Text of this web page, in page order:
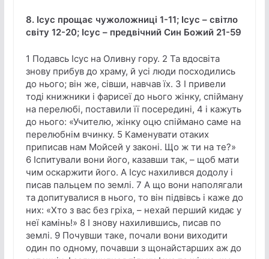
8. Ісус прощає чужоложниці 1-11; Ісус – світло
світу 12-20; Ісус – предвічний Син Божий 21-59
1 Подавсь Ісус на Оливну гору. 2 Та вдосвіта
знову прибув до храму, й усі люди посходились
до нього; він же, сівши, навчав їх. 3 І привели
тоді книжники і фарисеї до нього жінку, спійману
на перелюбі, поставили її посередині, 4 і кажуть
до нього: «Учителю, жінку оцю спіймано саме на
перелюбнім вчинку. 5 Каменувати отаких
приписав нам Мойсей у законі. Що ж ти на те?»
6 Іспитували вони його, казавши так, – щоб мати
чим оскаржити його. А Ісус нахилився додолу і
писав пальцем по землі. 7 А що вони наполягали
та допитувалися в нього, то він підвівсь і каже до
них: «Хто з вас без гріха, – нехай перший кидає у
неї камінь!» 8 І знову нахилившись, писав по
землі. 9 Почувши таке, почали вони виходити
один по одному, почавши з щонайстарших аж до